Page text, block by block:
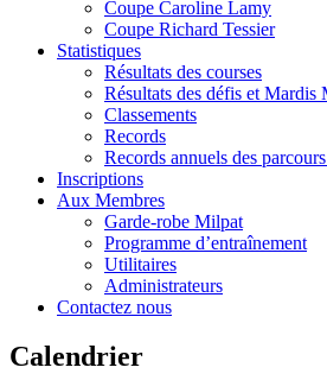
Coupe Caroline Lamy
Coupe Richard Tessier
Statistiques
Résultats des courses
Résultats des défis et Mardis
Classements
Records
Records annuels des
Inscriptions
Aux Membres
Garde-robe Milpat
Programme d’entraînement
Utilitaires
Administrateurs
Contactez nous
Calendrier